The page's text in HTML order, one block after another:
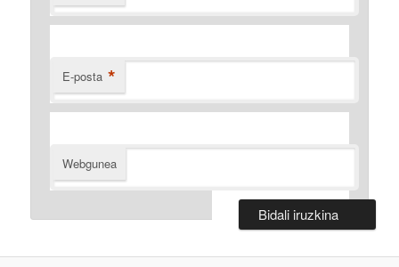
E-posta *
Webgunea